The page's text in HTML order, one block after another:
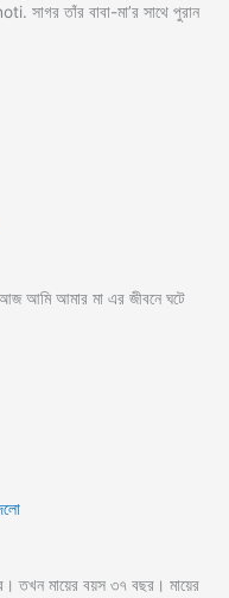
সাগর তাঁর বাবা-মা’র সাথে পুরান
আজ আমি আমার মা এর জীবনে ঘটে
তখন মায়ের বয়স ৩৭ বছর। মায়ের